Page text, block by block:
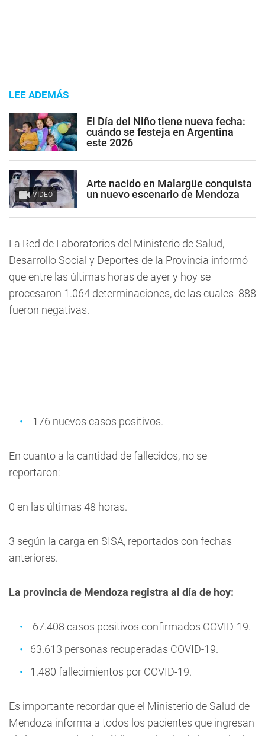
LEE ADEMÁS
El Día del Niño tiene nueva fecha:
cuándo se festeja en Argentina
este 2026
VIDEO
Arte nacido en Malargüe conquista
un nuevo escenario de Mendoza
La Red de Laboratorios del Ministerio de Salud,
Desarrollo Social y Deportes de la Provincia informó
que entre las últimas horas de ayer y hoy se
procesaron 1.064 determinaciones, de las cuales 888
fueron negativas.
176 nuevos casos positivos.
En cuanto a la cantidad de fallecidos, no se
reportaron:
0 en las últimas 48 horas.
3 según la carga en SISA, reportados con fechas
anteriores.
La provincia de Mendoza registra al día de hoy:
67.408 casos positivos confirmados COVID-19.
63.613 personas recuperadas COVID-19.
1.480 fallecimientos por COVID-19.
Es importante recordar que el Ministerio de Salud de
Mendoza informa a todos los pacientes que ingresan